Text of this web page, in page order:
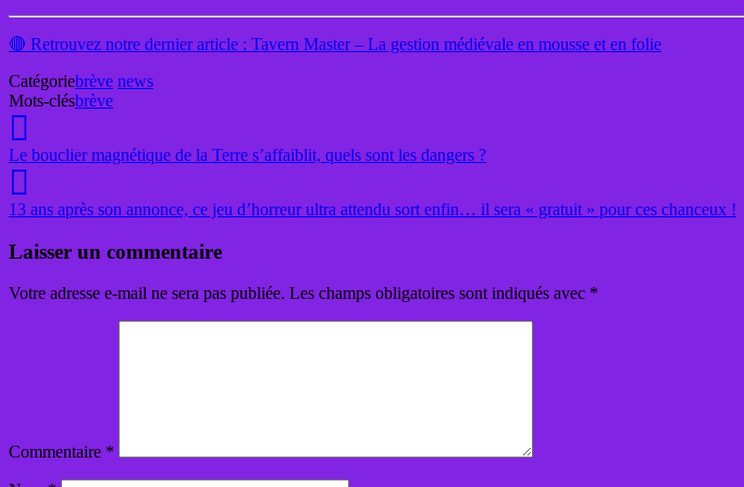
🔴 Retrouvez notre dernier article : Tavern Master – La gestion médiévale en mousse et en folie
Catégoriebrève news
Mots-clésbrève
Le bouclier magnétique de la Terre s’affaiblit, quels sont les dangers ?
13 ans après son annonce, ce jeu d’horreur ultra attendu sort enfin… il sera « gratuit » pour ces chanceux !
Laisser un commentaire
Votre adresse e-mail ne sera pas publiée. Les champs obligatoires sont indiqués avec *
Commentaire *